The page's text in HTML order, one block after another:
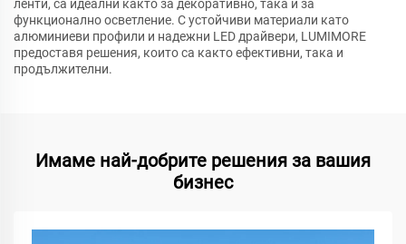
ленти, са идеални както за декоративно, така и за
функционално осветление. С устойчиви материали като
алюминиеви профили и надежни LED драйвери, LUMIMORE
предоставя решения, които са както ефективни, така и
продължителни.
Имаме най-добрите решения за вашия
бизнес